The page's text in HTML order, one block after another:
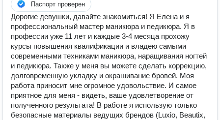
Паспорт проверен
Дорогие девушки‍, давайте знакомиться! Я Елена и я
профессиональный мастер маникюра и педикюра. Я в
профессии уже 11 лет и каждые 3-4 месяца прохожу
курсы повышения квалификации и владею самыми
современными техниками маникюра, наращивания ногтей
и педикюра. Также у меня вы можете сделать коррекцию,
долговременную укладку и окрашивание бровей. ‍Моя
работа приносит мне огромное удовольствие. И самое
приятное для меня - видеть, ваше удовлетворение от
полученного результата! ‍В работе я использую только
безопасные материалы ведущих брендов (Luxio, Beautix,